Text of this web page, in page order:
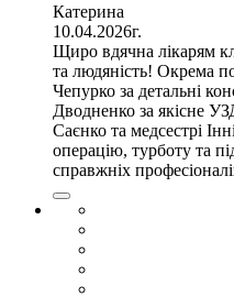
Катерина
10.04.2026г.
Щиро вдячна лікарям
та людяність! Окрема
Чепурко за детальні
Дводненко за якісне
Саєнко та медсестрі
операцію, турботу та
справжніх